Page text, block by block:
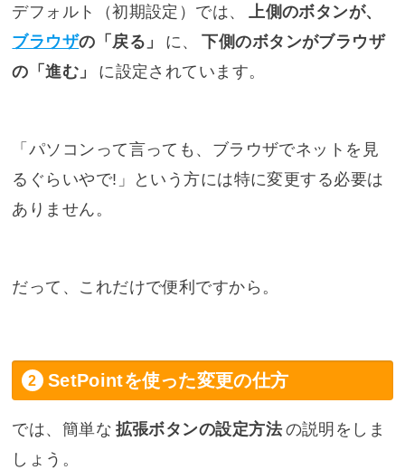
デフォルト（初期設定）では、
上側のボタンが、
ブラウザの「戻る」 に、
下側のボタンがブラウザ
の「進む」
に設定されています。
「パソコンって言っても、ブラウザでネットを見
るぐらいやで!」という方には特に変更する必要は
ありません。
だって、これだけで便利ですから。
SetPointを使った変更の仕方
では、簡単な 拡張ボタンの設定方法 の説明をしま
しょう。